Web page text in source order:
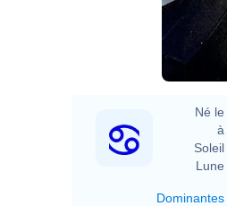
Né le
à
Soleil
Lune
Dominantes